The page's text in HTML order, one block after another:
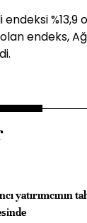
%13,9
endeks,
yatırımcının